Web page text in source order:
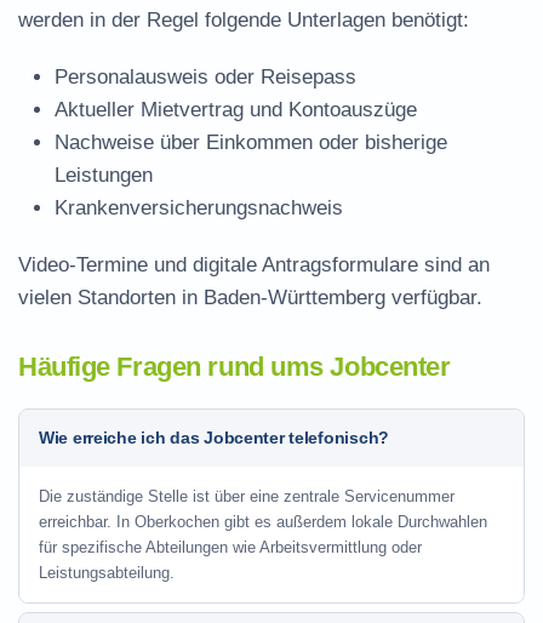
werden in der Regel folgende Unterlagen benötigt:
Personalausweis oder Reisepass
Aktueller Mietvertrag und Kontoauszüge
Nachweise über Einkommen oder bisherige
Leistungen
Krankenversicherungsnachweis
Video-Termine und digitale Antragsformulare sind an
vielen Standorten in Baden-Württemberg verfügbar.
Häufige Fragen rund ums Jobcenter
Wie erreiche ich das Jobcenter telefonisch?
Die zuständige Stelle ist über eine zentrale Servicenummer
erreichbar. In Oberkochen gibt es außerdem lokale Durchwahlen
für spezifische Abteilungen wie Arbeitsvermittlung oder
Leistungsabteilung.